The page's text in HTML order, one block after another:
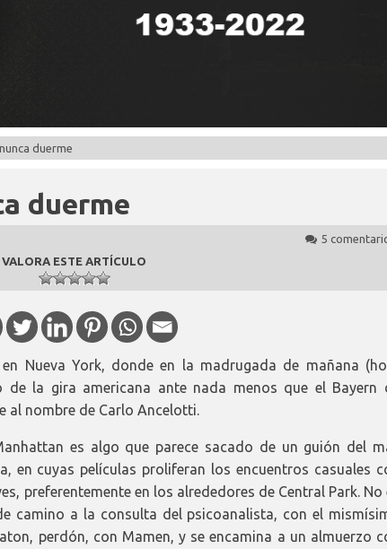
duerme
duerme
5
VALORA ESTE ARTÍCULO
Nueva York, donde en la madrugada de mañana
la gira americana ante nada menos que el Bayern
al nombre de Carlo Ancelotti.
es algo que parece sacado de un guión del
en cuyas películas proliferan los encuentros casuales
preferentemente en los alrededores de Central Park. No
camino a la consulta del psicoanalista, con el
perdón, con Mamen, y se encamina a un almuerzo